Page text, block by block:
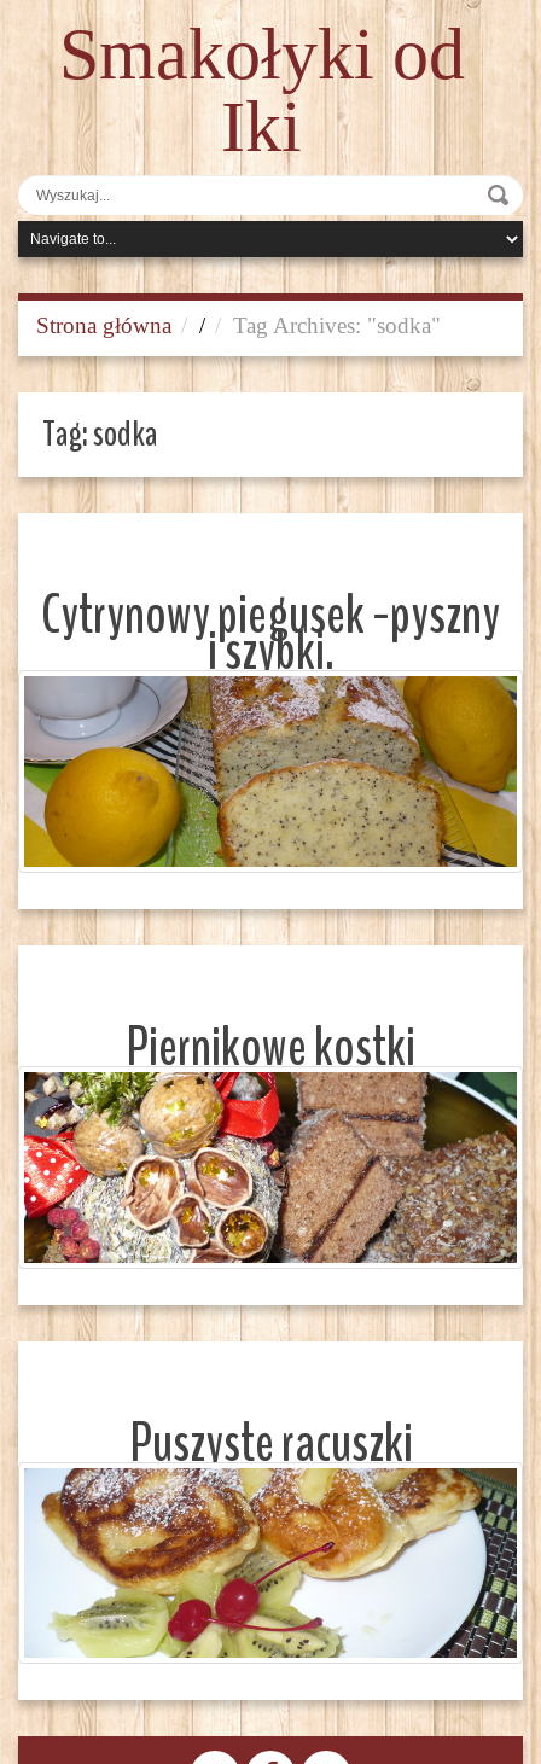
Smakołyki od
Iki
Strona główna / Tag Archives: "sodka"
Tag:sodka
Cytrynowy piegusek -pyszny
i szybki.
Piernikowe kostki
Puszyste racuszki